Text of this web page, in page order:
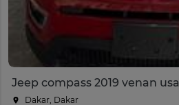
Jeep compass 2019 venan usa
Dakar, Dakar